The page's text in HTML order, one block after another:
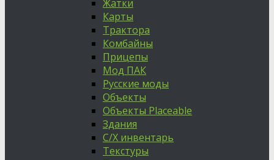
Жатки
Карты
Трактора
Комбайны
Прицепы
Мод ПАК
Русские моды
Объекты
Объекты Placeable
Здания
С/Х инвентарь
Текстуры